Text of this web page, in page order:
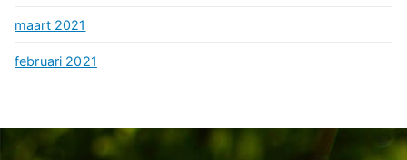
maart 2021
februari 2021